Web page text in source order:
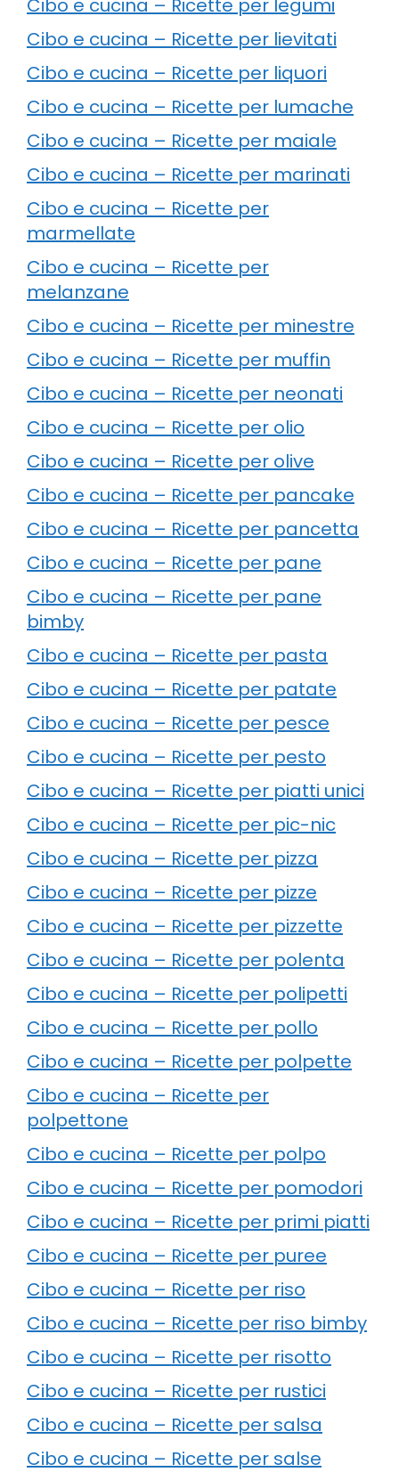
Cibo e cucina – Ricette per legumi
Cibo e cucina – Ricette per lievitati
Cibo e cucina – Ricette per liquori
Cibo e cucina – Ricette per lumache
Cibo e cucina – Ricette per maiale
Cibo e cucina – Ricette per marinati
Cibo e cucina – Ricette per
marmellate
Cibo e cucina – Ricette per
melanzane
Cibo e cucina – Ricette per minestre
Cibo e cucina – Ricette per muffin
Cibo e cucina – Ricette per neonati
Cibo e cucina – Ricette per olio
Cibo e cucina – Ricette per olive
Cibo e cucina – Ricette per pancake
Cibo e cucina – Ricette per pancetta
Cibo e cucina – Ricette per pane
Cibo e cucina – Ricette per pane
bimby
Cibo e cucina – Ricette per pasta
Cibo e cucina – Ricette per patate
Cibo e cucina – Ricette per pesce
Cibo e cucina – Ricette per pesto
Cibo e cucina – Ricette per piatti unici
Cibo e cucina – Ricette per pic-nic
Cibo e cucina – Ricette per pizza
Cibo e cucina – Ricette per pizze
Cibo e cucina – Ricette per pizzette
Cibo e cucina – Ricette per polenta
Cibo e cucina – Ricette per polipetti
Cibo e cucina – Ricette per pollo
Cibo e cucina – Ricette per polpette
Cibo e cucina – Ricette per
polpettone
Cibo e cucina – Ricette per polpo
Cibo e cucina – Ricette per pomodori
Cibo e cucina – Ricette per primi piatti
Cibo e cucina – Ricette per puree
Cibo e cucina – Ricette per riso
Cibo e cucina – Ricette per riso bimby
Cibo e cucina – Ricette per risotto
Cibo e cucina – Ricette per rustici
Cibo e cucina – Ricette per salsa
Cibo e cucina – Ricette per salse